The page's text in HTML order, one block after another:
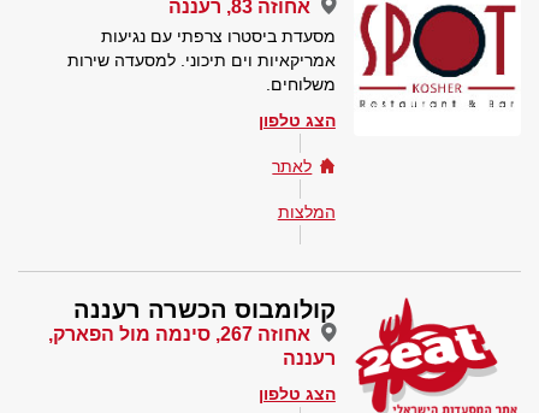
אחוזה 83, רעננה
מסעדת ביסטרו צרפתי עם נגיעות
אמריקאיות וים תיכוני. למסעדה שירות
משלוחים.
הצג טלפון
לאתר
המלצות
קולומבוס הכשרה רעננה
אחוזה 267, סינמה מול הפארק,
רעננה
הצג טלפון